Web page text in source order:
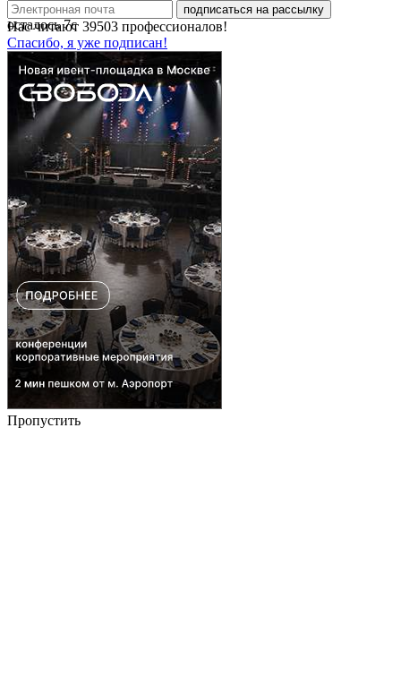
подписаться на рассылку
Нас читают 39503 профессионалов!
Спасибо, я уже подписан!
осталось7с
Пропустить